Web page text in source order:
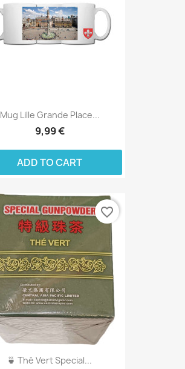
Mug Lille Grande Place...
9,99 €
ADD TO CART
🍵 Thé Vert Special...
favorite_border